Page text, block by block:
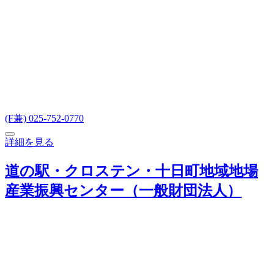
(F兼) 025-752-0770
詳細を見る
道の駅・クロステン・十日町地域地場
産業振興センター（一般財団法人）